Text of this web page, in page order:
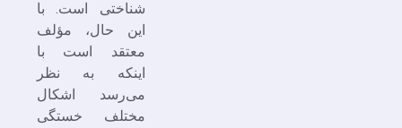
شناختی است. با
این حال، مؤلف
معتقد است با
اینکه به نظر
می‌رسد اشکال
مختلف خستگی